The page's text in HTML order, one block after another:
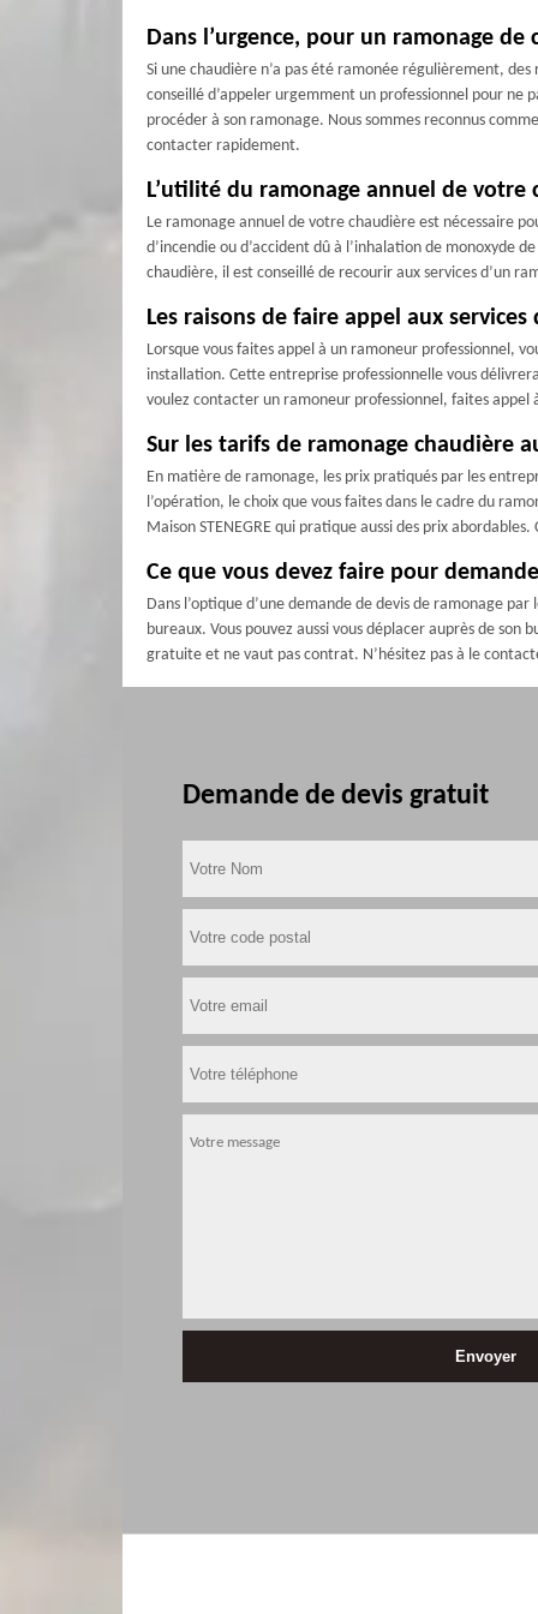
Dans l’urgence, pour un ramonage de
Si une chaudière n’a pas été ramonée régulièrement,
conseillé d’appeler urgemment un professionnel pour ne
procéder à son ramonage. Nous sommes reconnus
contacter rapidement.
L’utilité du ramonage annuel de votre
Le ramonage annuel de votre chaudière est nécessaire
d’incendie ou d’accident dû à l’inhalation de monoxyde
chaudière, il est conseillé de recourir aux services d’un
Les raisons de faire appel aux
Lorsque vous faites appel à un ramoneur professionnel,
installation. Cette entreprise professionnelle vous
voulez contacter un ramoneur professionnel, faites appel
Sur les tarifs de ramonage chaudière
En matière de ramonage, les prix pratiqués par les
l’opération, le choix que vous faites dans le cadre du
Maison STENEGRE qui pratique aussi des prix
Ce que vous devez faire pour
Dans l’optique d’une demande de devis de ramonage
bureaux. Vous pouvez aussi vous déplacer auprès de son
gratuite et ne vaut pas contrat. N’hésitez pas à le
Demande de devis gratuit